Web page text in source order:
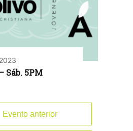
Sáb. 5PM
Evento anterior